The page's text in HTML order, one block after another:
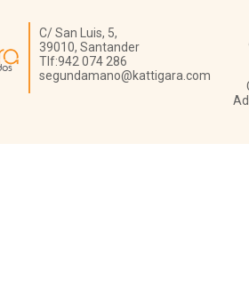
C/ San Luis, 5,
39010, Santander
Tlf:942 074 286
segundamano@kattigara.com